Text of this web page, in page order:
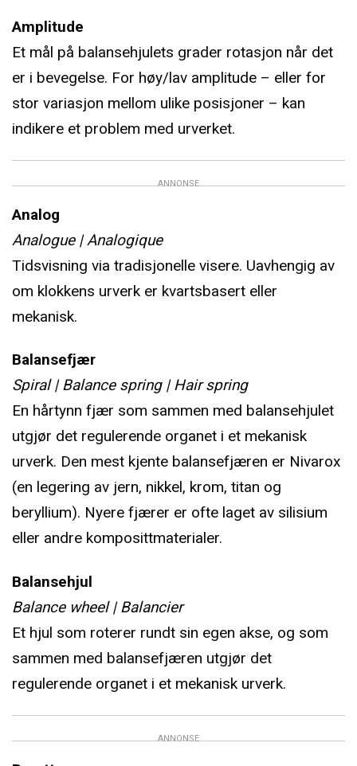
Amplitude
Et mål på balansehjulets grader rotasjon når det
er i bevegelse. For høy/lav amplitude – eller for
stor variasjon mellom ulike posisjoner – kan
indikere et problem med urverket.
ANNONSE
Analog
Analogue | Analogique
Tidsvisning via tradisjonelle visere. Uavhengig av
om klokkens urverk er kvartsbasert eller
mekanisk.
Balansefjær
Spiral | Balance spring | Hair spring
En hårtynn fjær som sammen med balansehjulet
utgjør det regulerende organet i et mekanisk
urverk. Den mest kjente balansefjæren er Nivarox
(en legering av jern, nikkel, krom, titan og
beryllium). Nyere fjærer er ofte laget av silisium
eller andre komposittmaterialer.
Balansehjul
Balance wheel | Balancier
Et hjul som roterer rundt sin egen akse, og som
sammen med balansefjæren utgjør det
regulerende organet i et mekanisk urverk.
ANNONSE